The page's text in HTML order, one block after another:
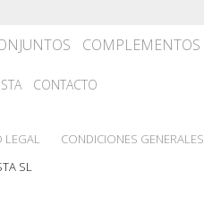
COMPLEMENTOS
CONTACTO
LEGAL
CONDICIONES GENERALES
SL